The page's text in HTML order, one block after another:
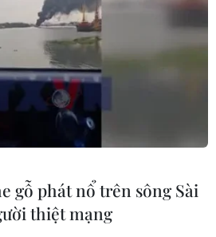
Xem thêm
XÃ VIỆT NAM
gỗ phát nổ trên sông Sài
thiệt mạng